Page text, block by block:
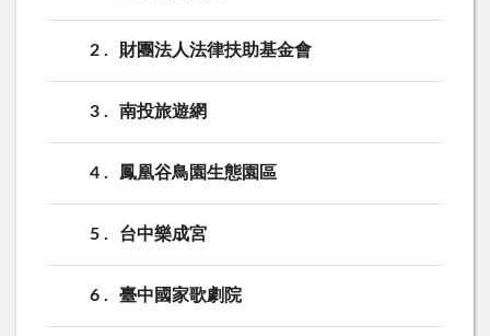
2 財團法人法律扶助基金會
3 南投旅遊網
4 鳳凰谷鳥園生態園區
5 台中樂成宮
6 臺中國家歌劇院